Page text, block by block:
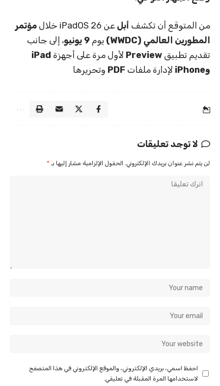
من المتوقع أن تكشف أبل عن iPadOS 26 خلال
مؤتمر
المطورين العالمي (WWDC)
يوم 9 يونيو
، إلى جانب
تقديم تطبيق Preview لأول مرة على أجهزة iPad
وiPhone
لإدارة ملفات PDF وتحريرها
لا توجد تعليقات
لن يتم نشر عنوان بريدك الإلكتروني. الحقول الإلزامية مشار إليها بـ *
احفظ اسمي، بريدي الإلكتروني، والموقع الإلكتروني في هذا المتصفح
لاستخدامها المرة المقبلة في تعليقي.